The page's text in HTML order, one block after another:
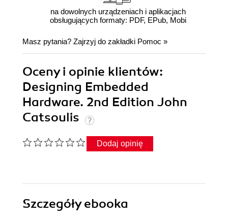
na dowolnych urządzeniach i aplikacjach
obsługujących formaty: PDF, EPub, Mobi
Masz pytania? Zajrzyj do zakładki Pomoc »
Oceny i opinie klientów:
Designing Embedded
Hardware. 2nd Edition John
Catsoulis
Dodaj opinię
Szczegółyebooka